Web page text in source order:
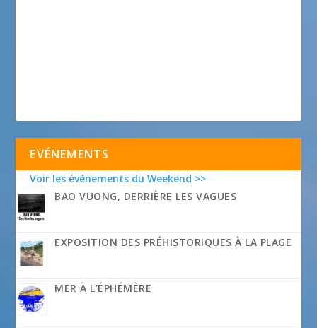
EVÉNEMENTS
Voir les événements du Weekend >>
BAO VUONG, DERRIÈRE LES VAGUES
EXPOSITION DES PRÉHISTORIQUES À LA PLAGE
MER À L’ÉPHÉMÈRE